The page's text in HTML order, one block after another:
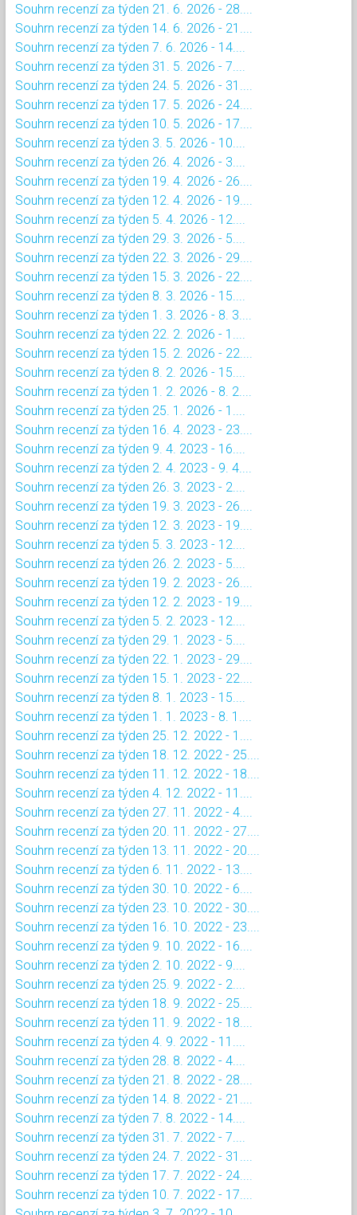
Souhrn recenzí za týden 21. 6. 2026 - 28....
Souhrn recenzí za týden 14. 6. 2026 - 21....
Souhrn recenzí za týden 7. 6. 2026 - 14....
Souhrn recenzí za týden 31. 5. 2026 - 7....
Souhrn recenzí za týden 24. 5. 2026 - 31....
Souhrn recenzí za týden 17. 5. 2026 - 24....
Souhrn recenzí za týden 10. 5. 2026 - 17....
Souhrn recenzí za týden 3. 5. 2026 - 10....
Souhrn recenzí za týden 26. 4. 2026 - 3....
Souhrn recenzí za týden 19. 4. 2026 - 26....
Souhrn recenzí za týden 12. 4. 2026 - 19....
Souhrn recenzí za týden 5. 4. 2026 - 12....
Souhrn recenzí za týden 29. 3. 2026 - 5....
Souhrn recenzí za týden 22. 3. 2026 - 29....
Souhrn recenzí za týden 15. 3. 2026 - 22....
Souhrn recenzí za týden 8. 3. 2026 - 15....
Souhrn recenzí za týden 1. 3. 2026 - 8. 3....
Souhrn recenzí za týden 22. 2. 2026 - 1....
Souhrn recenzí za týden 15. 2. 2026 - 22....
Souhrn recenzí za týden 8. 2. 2026 - 15....
Souhrn recenzí za týden 1. 2. 2026 - 8. 2....
Souhrn recenzí za týden 25. 1. 2026 - 1....
Souhrn recenzí za týden 16. 4. 2023 - 23....
Souhrn recenzí za týden 9. 4. 2023 - 16....
Souhrn recenzí za týden 2. 4. 2023 - 9. 4....
Souhrn recenzí za týden 26. 3. 2023 - 2....
Souhrn recenzí za týden 19. 3. 2023 - 26....
Souhrn recenzí za týden 12. 3. 2023 - 19....
Souhrn recenzí za týden 5. 3. 2023 - 12....
Souhrn recenzí za týden 26. 2. 2023 - 5....
Souhrn recenzí za týden 19. 2. 2023 - 26....
Souhrn recenzí za týden 12. 2. 2023 - 19....
Souhrn recenzí za týden 5. 2. 2023 - 12....
Souhrn recenzí za týden 29. 1. 2023 - 5....
Souhrn recenzí za týden 22. 1. 2023 - 29....
Souhrn recenzí za týden 15. 1. 2023 - 22....
Souhrn recenzí za týden 8. 1. 2023 - 15....
Souhrn recenzí za týden 1. 1. 2023 - 8. 1....
Souhrn recenzí za týden 25. 12. 2022 - 1....
Souhrn recenzí za týden 18. 12. 2022 - 25....
Souhrn recenzí za týden 11. 12. 2022 - 18....
Souhrn recenzí za týden 4. 12. 2022 - 11....
Souhrn recenzí za týden 27. 11. 2022 - 4....
Souhrn recenzí za týden 20. 11. 2022 - 27....
Souhrn recenzí za týden 13. 11. 2022 - 20....
Souhrn recenzí za týden 6. 11. 2022 - 13....
Souhrn recenzí za týden 30. 10. 2022 - 6....
Souhrn recenzí za týden 23. 10. 2022 - 30....
Souhrn recenzí za týden 16. 10. 2022 - 23....
Souhrn recenzí za týden 9. 10. 2022 - 16....
Souhrn recenzí za týden 2. 10. 2022 - 9....
Souhrn recenzí za týden 25. 9. 2022 - 2....
Souhrn recenzí za týden 18. 9. 2022 - 25....
Souhrn recenzí za týden 11. 9. 2022 - 18....
Souhrn recenzí za týden 4. 9. 2022 - 11....
Souhrn recenzí za týden 28. 8. 2022 - 4....
Souhrn recenzí za týden 21. 8. 2022 - 28....
Souhrn recenzí za týden 14. 8. 2022 - 21....
Souhrn recenzí za týden 7. 8. 2022 - 14....
Souhrn recenzí za týden 31. 7. 2022 - 7....
Souhrn recenzí za týden 24. 7. 2022 - 31....
Souhrn recenzí za týden 17. 7. 2022 - 24....
Souhrn recenzí za týden 10. 7. 2022 - 17....